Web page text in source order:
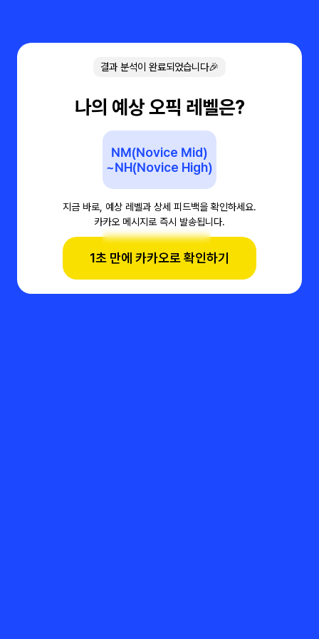
결과 분석이 완료되었습니다🎉
나의 예상 오픽 레벨은?
NM(Novice Mid)
~NH(Novice High)
지금 바로, 예상 레벨과 상세 피드백을 확인하세요.
카카오 메시지로 즉시 발송됩니다.
1초 만에 카카오로 확인하기